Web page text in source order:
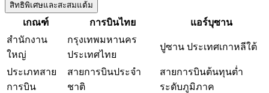
สิทธิพิเศษและสะสมแต้ม
เกณฑ์ การบินไทย
แอร์บุซาน
สำนักงาน
ใหญ่
กรุงเทพมหานคร
ประเทศไทย
ปูซาน ประเทศเกาหลีใต้
ประเภทสาย
การบิน
สายการบินประจำ
ชาติ
สายการบินต้นทุนต่ำ
ระดับภูมิภาค